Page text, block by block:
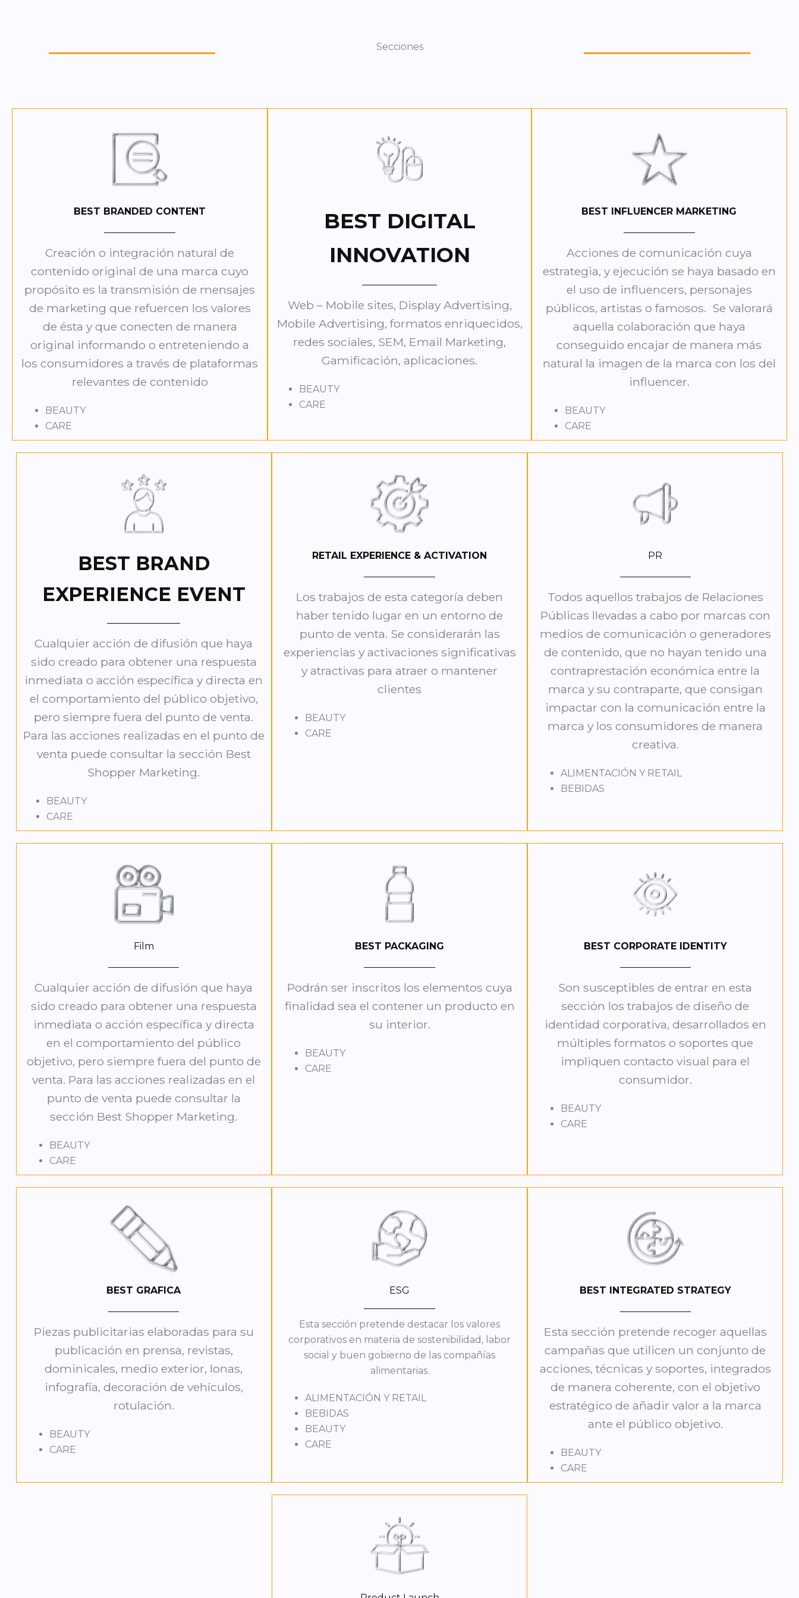
Secciones
BEST BRANDED CONTENT
Creación o integración natural de
contenido original de una marca cuyo
propósito es la transmisión de mensajes
de marketing que refuercen los valores
de ésta y que conecten de manera
original informando o entreteniendo a
los consumidores a través de plataformas
relevantes de contenido
BEAUTY
CARE
BEST DIGITAL
INNOVATION
Web – Mobile sites, Display Advertising,
Mobile Advertising, formatos enriquecidos,
redes sociales, SEM, Email Marketing,
Gamificación, aplicaciones.
BEAUTY
CARE
BEST INFLUENCER MARKETING
Acciones de comunicación cuya
estrategia, y ejecución se haya basado en
el uso de influencers, personajes
públicos, artistas o famosos. Se valorará
aquella colaboración que haya
conseguido encajar de manera más
natural la imagen de la marca con los del
influencer.
BEAUTY
CARE
BEST BRAND
EXPERIENCE EVENT
Cualquier acción de difusión que haya
sido creado para obtener una respuesta
inmediata o acción específica y directa en
el comportamiento del público objetivo,
pero siempre fuera del punto de venta.
Para las acciones realizadas en el punto de
venta puede consultar la sección Best
Shopper Marketing.
BEAUTY
CARE
RETAIL EXPERIENCE & ACTIVATION
Los trabajos de esta categoría deben
haber tenido lugar en un entorno de
punto de venta. Se considerarán las
experiencias y activaciones significativas
y atractivas para atraer o mantener
clientes
BEAUTY
CARE
PR
Todos aquellos trabajos de Relaciones
Públicas llevadas a cabo por marcas con
medios de comunicación o generadores
de contenido, que no hayan tenido una
contraprestación económica entre la
marca y su contraparte, que consigan
impactar con la comunicación entre la
marca y los consumidores de manera
creativa.
ALIMENTACIÓN Y RETAIL
BEBIDAS
Film
Cualquier acción de difusión que haya
sido creado para obtener una respuesta
inmediata o acción específica y directa
en el comportamiento del público
objetivo, pero siempre fuera del punto de
venta. Para las acciones realizadas en el
punto de venta puede consultar la
sección Best Shopper Marketing.
BEAUTY
CARE
BEST PACKAGING
Podrán ser inscritos los elementos cuya
finalidad sea el contener un producto en
su interior.
BEAUTY
CARE
BEST CORPORATE IDENTITY
Son susceptibles de entrar en esta
sección los trabajos de diseño de
identidad corporativa, desarrollados en
múltiples formatos o soportes que
impliquen contacto visual para el
consumidor.
BEAUTY
CARE
BEST GRAFICA
Piezas publicitarias elaboradas para su
publicación en prensa, revistas,
dominicales, medio exterior, lonas,
infografía, decoración de vehículos,
rotulación.
BEAUTY
CARE
ESG
Esta sección pretende destacar los valores
corporativos en materia de sostenibilidad, labor
social y buen gobierno de las compañías
alimentarias.
ALIMENTACIÓN Y RETAIL
BEBIDAS
BEAUTY
CARE
BEST INTEGRATED STRATEGY
Esta sección pretende recoger aquellas
campañas que utilicen un conjunto de
acciones, técnicas y soportes, integrados
de manera coherente, con el objetivo
estratégico de añadir valor a la marca
ante el público objetivo.
BEAUTY
CARE